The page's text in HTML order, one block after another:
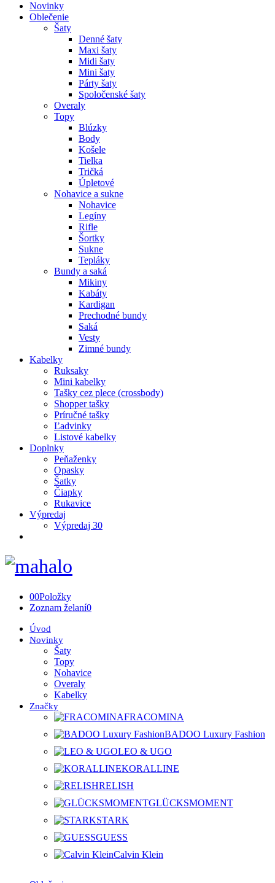
Novinky
Oblečenie
Šaty
Denné šaty
Maxi šaty
Midi šaty
Mini šaty
Párty šaty
Spoločenské šaty
Overaly
Topy
Blúzky
Body
Košele
Tielka
Tričká
Úpletové
Nohavice a sukne
Nohavice
Legíny
Rifle
Šortky
Sukne
Tepláky
Bundy a saká
Mikiny
Kabáty
Kardigan
Prechodné bundy
Saká
Vesty
Zimné bundy
Kabelky
Ruksaky
Mini kabelky
Tašky cez plece (crossbody)
Shopper tašky
Príručné tašky
Ľadvinky
Listové kabelky
Doplnky
Peňaženky
Opasky
Šatky
Čiapky
Rukavice
Výpredaj
Výpredaj 30
00Položky
Zoznam želaní0
Úvod
Novinky
Šaty
Topy
Nohavice
Overaly
Kabelky
Značky
FRACOMINA
BADOO Luxury Fashion
LEO & UGO
KORALLINE
RELISH
GLÜCKSMOMENT
STARK
GUESS
Calvin Klein